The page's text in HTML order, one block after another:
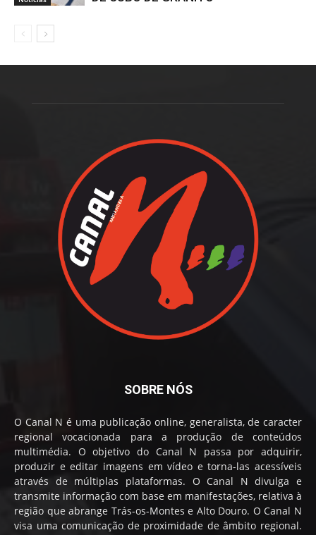
SOBRE NÓS
O Canal N é uma publicação online, generalista, de caracter
regional vocacionada para a produção de conteúdos
multimédia. O objetivo do Canal N passa por adquirir,
produzir e editar imagens em vídeo e torna-las acessíveis
através de múltiplas plataformas. O Canal N divulga e
transmite informação com base em manifestações, relativa à
região que abrange Trás-os-Montes e Alto Douro. O Canal N
visa uma comunicação de proximidade de âmbito regional.